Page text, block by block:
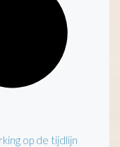
op de tijdlijn